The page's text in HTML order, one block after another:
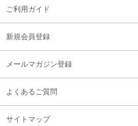
ご利用ガイド
新規会員登録
メールマガジン登録
よくあるご質問
サイトマップ